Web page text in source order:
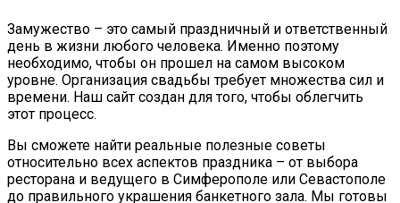
Замужество – это самый праздничный и ответственный
день в жизни любого человека. Именно поэтому
необходимо, чтобы он прошел на самом высоком
уровне. Организация свадьбы требует множества сил и
времени. Наш сайт создан для того, чтобы облегчить
этот процесс.
Вы сможете найти реальные полезные советы
относительно всех аспектов праздника – от выбора
ресторана и ведущего в Симферополе или Севастополе
до правильного украшения банкетного зала. Мы готовы